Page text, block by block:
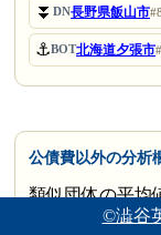
©澁谷
⏬DN長野県飯山市
⚓BOT北海道夕張市
公債費以外の分析
類似団体の平均
1.9ポイント増